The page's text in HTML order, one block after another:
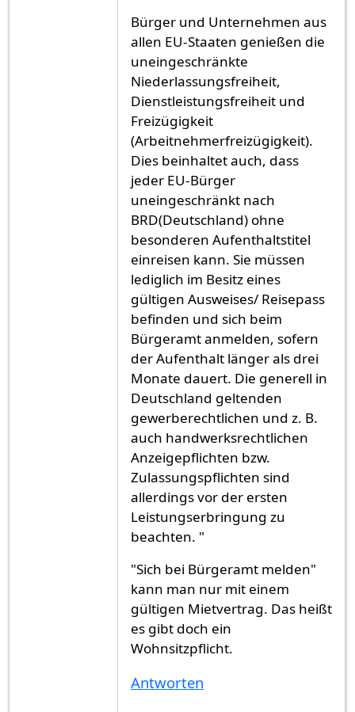
Bürger und Unternehmen aus
allen EU-Staaten genießen die
uneingeschränkte
Niederlassungsfreiheit,
Dienstleistungsfreiheit und
Freizügigkeit
(Arbeitnehmerfreizügigkeit).
Dies beinhaltet auch, dass
jeder EU-Bürger
uneingeschränkt nach
BRD(Deutschland) ohne
besonderen Aufenthaltstitel
einreisen kann. Sie müssen
lediglich im Besitz eines
gültigen Ausweises/ Reisepass
befinden und sich beim
Bürgeramt anmelden, sofern
der Aufenthalt länger als drei
Monate dauert. Die generell in
Deutschland geltenden
gewerberechtlichen und z. B.
auch handwerksrechtlichen
Anzeigepflichten bzw.
Zulassungspflichten sind
allerdings vor der ersten
Leistungserbringung zu
beachten. "
"Sich bei Bürgeramt melden"
kann man nur mit einem
gültigen Mietvertrag. Das heißt
es gibt doch ein
Wohnsitzpflicht.
Antworten